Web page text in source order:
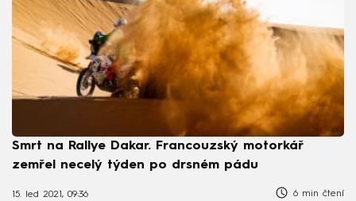
Smrt na Rallye Dakar. Francouzský motorkář
zemřel necelý týden po drsném pádu
15. led 2021, 09:36 6 min čtení